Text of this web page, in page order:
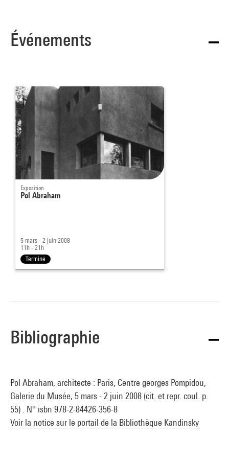
Événements
Exposition
Pol Abraham
5 mars - 2 juin 2008
11h - 21h
Terminé
Bibliographie
Pol Abraham, architecte : Paris, Centre georges Pompidou,
Galerie du Musée, 5 mars - 2 juin 2008 (cit. et repr. coul. p.
55) . N° isbn 978-2-84426-356-8
Voir la notice sur le portail de la Bibliothèque Kandinsky